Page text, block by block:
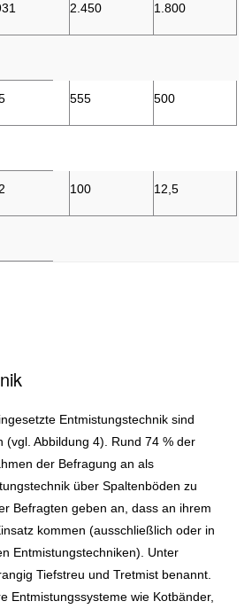
2.450 1.800
555 500
100 12,5
Entmistungstechnik sind
(vgl. Abbildung 4). Rund 74 % der
der Befragung an als
über Spaltenböden zu
Befragten geben an, dass an ihrem
kommen (ausschließlich oder in
Entmistungstechniken). Unter
Tiefstreu und Tretmist benannt.
Entmistungssysteme wie Kotbänder,